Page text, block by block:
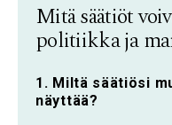
Mitä säätiöt
politiikka ja
1. Miltä säätiösi
näyttää?